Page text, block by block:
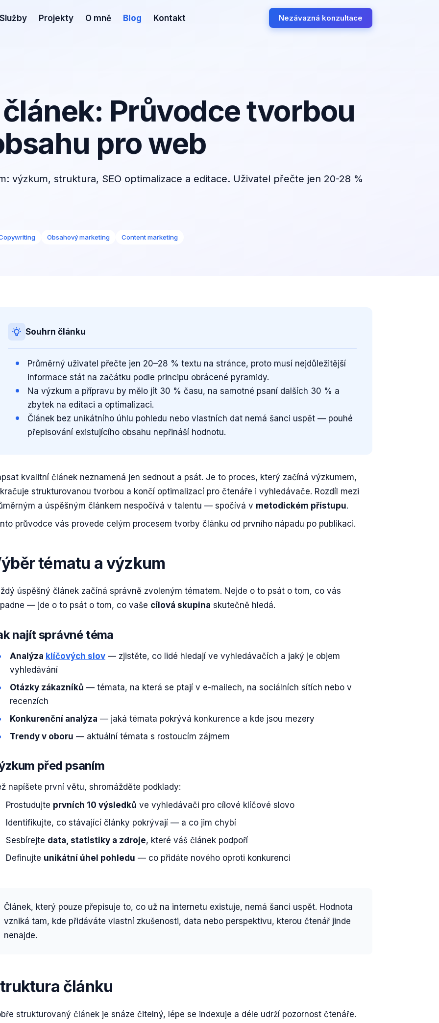
Služby Projekty O mně Blog Kontakt Nezávazná konzultace
Průvodce tvorbou
pro web
výzkum, struktura, SEO optimalizace a editace. Uživatel přečte jen 20-28 %
Obsahový marketing Content marketing
Souhrn článku
Průměrný uživatel přečte jen 20–28 % textu na stránce, proto musí nejdůležitější
informace stát na začátku podle principu obrácené pyramidy.
Na výzkum a přípravu by mělo jít 30 % času, na samotné psaní dalších 30 % a
zbytek na editaci a optimalizaci.
Článek bez unikátního úhlu pohledu nebo vlastních dat nemá šanci uspět — pouhé
přepisování existujícího obsahu nepřináší hodnotu.
kvalitní článek neznamená jen sednout a psát. Je to proces, který začíná výzkumem,
strukturovanou tvorbou a končí optimalizací pro čtenáře i vyhledávače. Rozdíl mezi
a úspěšným článkem nespočívá v talentu — spočívá v metodickém přístupu.
průvodce vás provede celým procesem tvorby článku od prvního nápadu po publikaci.
tématu a výzkum
úspěšný článek začíná správně zvoleným tématem. Nejde o to psát o tom, co vás
— jde o to psát o tom, co vaše cílová skupina skutečně hledá.
najít správné téma
Analýza klíčových slov — zjistěte, co lidé hledají ve vyhledávačích a jaký je objem
vyhledávání
Otázky zákazníků — témata, na která se ptají v e-mailech, na sociálních sítích nebo v
recenzích
Konkurenční analýza — jaká témata pokrývá konkurence a kde jsou mezery
Trendy v oboru — aktuální témata s rostoucím zájmem
před psaním
napíšete první větu, shromážděte podklady:
Prostudujte prvních 10 výsledků ve vyhledávači pro cílové klíčové slovo
Identifikujte, co stávající články pokrývají — a co jim chybí
Sesbírejte data, statistiky a zdroje, které váš článek podpoří
Definujte unikátní úhel pohledu — co přidáte nového oproti konkurenci
Článek, který pouze přepisuje to, co už na internetu existuje, nemá šanci uspět. Hodnota
vzniká tam, kde přidáváte vlastní zkušenosti, data nebo perspektivu, kterou čtenář jinde
nenajde.
článku
strukturovaný článek je snáze čitelný, lépe se indexuje a déle udrží pozornost čtenáře.